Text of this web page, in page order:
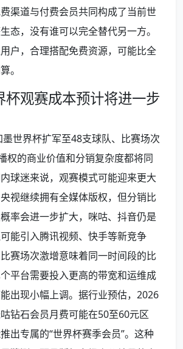
渠道与付费会员共同构成了当前世
态，没有谁可以完全替代另一方。
户，合理搭配免费资源，可能比全
。
杯观赛成本预计将进一步
世界杯扩军至48支球队、比赛场次
权的商业价值和分销复杂度都将同
球迷来说，观赛模式可能迎来更大
视继续拥有全媒体版权，但分销比
率会进一步扩大，咪咕、抖音仍是
能引入腾讯视频、快手等新竞争
赛场次激增意味着同一时间段的比
平台需要投入更高的带宽和运维成
出现小幅上调。据行业预估，2026
钻石会员月费可能在50至60元区
出专属的“世界杯赛季会员”。这种